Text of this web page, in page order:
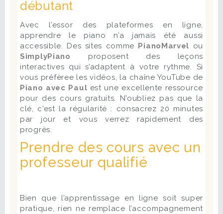
débutant
Avec l’essor des plateformes en ligne,
apprendre le piano n’a jamais été aussi
accessible. Des sites comme PianoMarvel ou
SimplyPiano proposent des leçons
interactives qui s’adaptent à votre rythme. Si
vous préfèree les vidéos, la chaîne YouTube de
Piano avec Paul est une excellente ressource
pour des cours gratuits. N'oubliez pas que la
clé, c'est la régularité : consacrez 20 minutes
par jour et vous verrez rapidement des
progrès.
Prendre des cours avec un
professeur qualifié
Bien que l’apprentissage en ligne soit super
pratique, rien ne remplace l’accompagnement